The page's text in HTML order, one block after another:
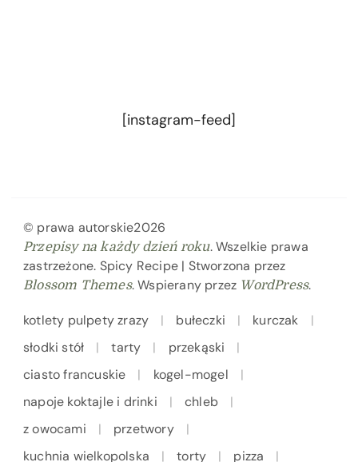
[instagram-feed]
© prawa autorskie2026
Przepisy na każdy dzień roku. Wszelkie prawa
zastrzeżone. Spicy Recipe | Stworzona przez
Blossom Themes. Wspierany przez WordPress.
kotlety pulpety zrazy bułeczki
kurczak
słodki stół
tarty
przekąski
ciasto francuskie
kogel-mogel
napoje koktajle i drinki
chleb
z owocami
przetwory
kuchnia wielkopolska
torty pizza